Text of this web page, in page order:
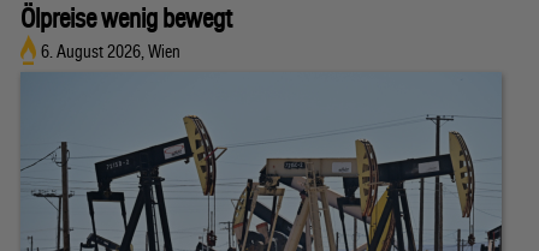
Ölpreise wenig bewegt
6. August 2026, Wien